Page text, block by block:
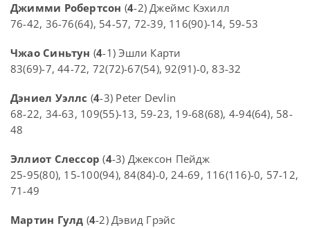
Джимми Робертсон (4-2) Джеймс Кэхилл
76-42, 36-76(64), 54-57, 72-39, 116(90)-14, 59-53
Чжао Синьтун (4-1) Эшли Карти
83(69)-7, 44-72, 72(72)-67(54), 92(91)-0, 83-32
Дэниел Уэллс (4-3) Peter Devlin
68-22, 34-63, 109(55)-13, 59-23, 19-68(68), 4-94(64), 58-
48
Эллиот Слессор (4-3) Джексон Пейдж
25-95(80), 15-100(94), 84(84)-0, 24-69, 116(116)-0, 57-12,
71-49
Мартин Гулд (4-2) Дэвид Грэйс